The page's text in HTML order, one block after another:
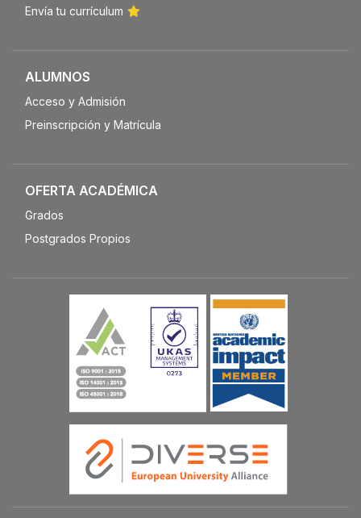
Envía tu currículum
ALUMNOS
Acceso y Admisión
Preinscripción y Matrícula
OFERTA ACADÉMICA
Grados
Postgrados Propios